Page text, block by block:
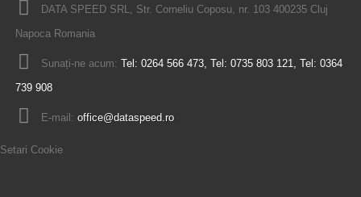
DATA SPEED SRL, Str. Corneliu Coposu, nr. 103 400235 Cluj
Napoca Romania
Sunați-ne acum: Tel: 0264 566 473, Tel: 0735 803 121, Tel: 0364
739 908
E-mail: office@dataspeed.ro
Setari Cookie